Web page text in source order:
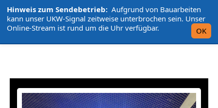
Hinweis zum Sendebetrieb: Aufgrund von Bauarbeiten
kann unser UKW-Signal zeitweise unterbrochen sein. Unser
Online-Stream ist rund um die Uhr verfügbar.
OK
L'UniCo